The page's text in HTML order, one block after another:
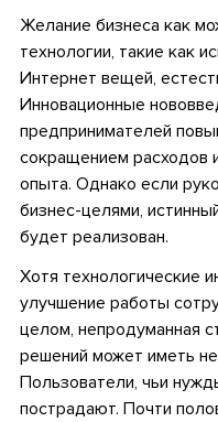
Желание бизнеса как
технологии, такие как
Интернет вещей,
Инновационные
предпринимателей
сокращением расходов
опыта. Однако если
бизнес-целями,
будет реализован.
Хотя технологические
улучшение работы
целом, непродуманная
решений может иметь
Пользователи, чьи
пострадают. Почти